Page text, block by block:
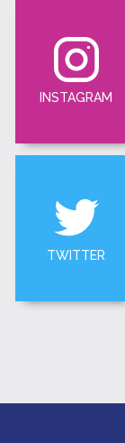
INSTAGRAM
TWITTER